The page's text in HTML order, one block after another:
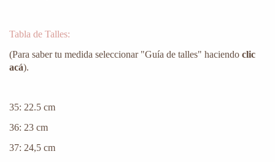
Tabla de Talles:
(Para saber tu medida seleccionar "Guía de talles" haciendo clic
acá).
35: 22.5 cm
36: 23 cm
37: 24,5 cm